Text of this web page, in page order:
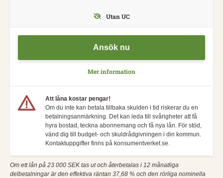
Ansök nu
Mer information
Utan UC
Att låna kostar pengar!
Om du inte kan betala tillbaka skulden i tid riskerar du en
betalningsanmärkning. Det kan leda till svårigheter att få
hyra bostad, teckna abonnemang och få nya lån. För stöd,
vänd dig till budget- och skuldrådgivningen i din kommun.
Kontaktuppgifter finns på konsumentverket.se.
Om ett lån på 23 000 SEK tas ut och återbetalas i 12 månatliga
delbetalningar är den effektiva räntan 37,68 % och den rörliga nominella